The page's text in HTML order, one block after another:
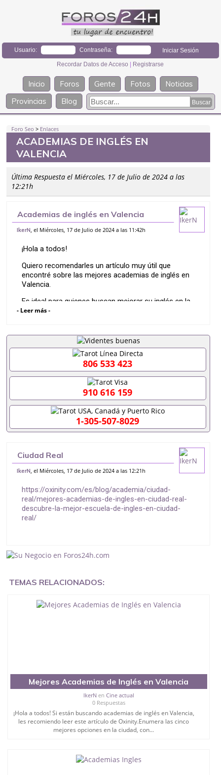
Usuario: Contraseña:
Recordar Datos de Acceso | Registrarse
Inicio Foros Gente Fotos
Noticias
Provincias
Blog
Foro Seo > Enlaces
ACADEMIAS DE INGLÉS EN
VALENCIA
Última Respuesta el Miércoles, 17 de Julio de 2024 a las
12:21h
Academias de inglés en Valencia
IkerN , el Miércoles, 17 de Julio de 2024 a las 11:42h
¡Hola a todos!
Quiero recomendarles un artículo muy útil que
encontré sobre las mejores academias de inglés en
Valencia.
Es ideal para quienes buscan mejorar su inglés en la
ciudad.
academias de inglés en Valencia.
¡Espero que les sea útil!
- Leer más -
806 533 423
910 616 159
1-305-507-8029
Ciudad Real
IkerN , el Miércoles, 17 de Julio de 2024 a las 12:21h
https://oxinity.com/es/blog/academia/ciudad-
real/mejores-academias-de-ingles-en-ciudad-real-
descubre-la-mejor-escuela-de-ingles-en-ciudad-
real/
TEMAS RELACIONADOS:
Mejores Academias de Inglés en Valencia
IkerNen Cine actual
0 Respuestas
¡Hola a todos! Si están buscando academias de inglés en Valencia,
les recomiendo leer este artículo de Oxinity.Enumera las cinco
mejores opciones en la ciudad, con...